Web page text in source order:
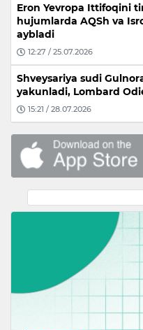
Eron Yevropa Ittifoqini
hujumlarda AQSh va
aybladi
12:27 / 25.07.2026
Shveysariya sudi
yakunladi, Lombard
15:21 / 28.07.2026